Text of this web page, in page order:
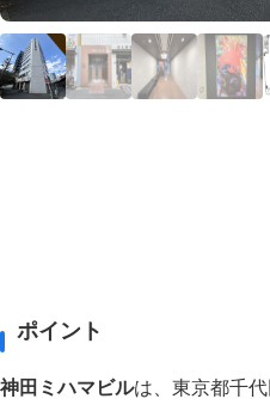
ポイント
神田ミハマビルは、東京都千